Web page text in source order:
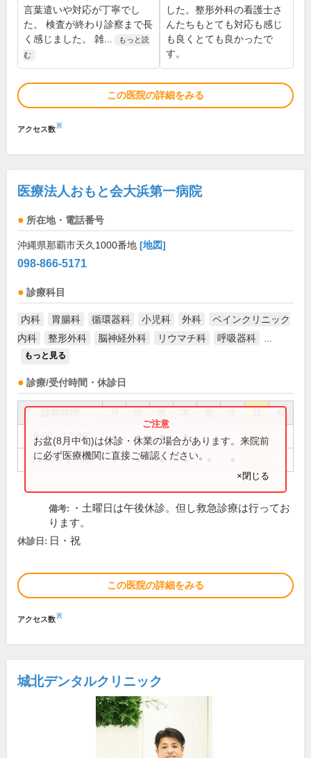
言葉遣いや対応が丁寧でし
た。 検査が終わり診察まで長
く感じました。 雑...
もっと読
む
した。整形外科の看護士さ
んたちもとても対応も感じ
も良くとても良かったで
す。
この医院の詳細をみる
アクセス数※
医療法人おもと会大浜第一病院
所在地・電話番号
沖縄県那覇市天久1000番地 [地図]
098-866-5171
診療科目
内科 胃腸科 循環器科 小児科 外科
ペインクリニック
内科
整形外科 脳神経外科 リウマチ科 呼吸器科
もっと見る
診療/受付時間・休診日
祝
9:00～12:30 ● ● ● ●
14:00～17:30 ● ● ● ●
お盆(8月中旬)は休診・休業の場合があります。来院前
に必ず医療機関に直接ご確認ください。
×閉じる
備考:
・土曜日は午後休診。但し救急診療は行ってお
ります。
休診日: 日・祝
この医院の詳細をみる
アクセス数※
城北デンタルクリニック